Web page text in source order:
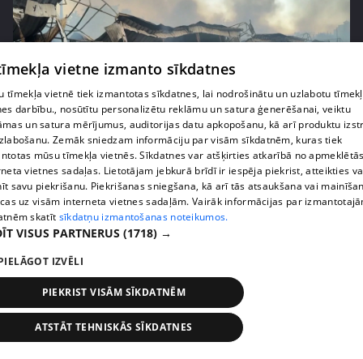
pirms 1 nedēļas, 1 dienas 00:01:58
Ukrainā piedzīvots viens no pēdējā laika
lielākajiem Krievijas uzbrukumiem
409. epizode
vietne izmanto sīkdatnes
tīmekļa vietnē tiek izmantotas sīkdatnes, lai nodrošinātu un uzlabotu
darbību., nosūtītu personalizētu reklāmu un satura ģenerēšanai, veiktu
un satura mērījumus, auditorijas datu apkopošanu, kā arī produktu
Zemāk sniedzam informāciju par visām sīkdatnēm, kuras tiek
mūsu tīmekļa vietnēs. Sīkdatnes var atšķirties atkarībā no
vietnes sadaļas. Lietotājam jebkurā brīdī ir iespēja piekrist, atteikties
savu piekrišanu. Piekrišanas sniegšana, kā arī tās atsaukšana vai
uz visām interneta vietnes sadaļām. Vairāk informācijas par
skatīt sīkdatņu izmantošanas noteikumos.
VISUS PARTNERUS (1718) →
IZVĒLI
PIEKRIST VISĀM SĪKDATNĒM
ATSTĀT TEHNISKĀS SĪKDATNES